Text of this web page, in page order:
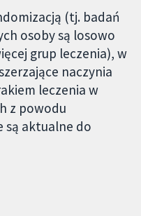
(tj. badań
osoby są losowo
grup leczenia), w
naczynia
leczenia w
z powodu
są aktualne do